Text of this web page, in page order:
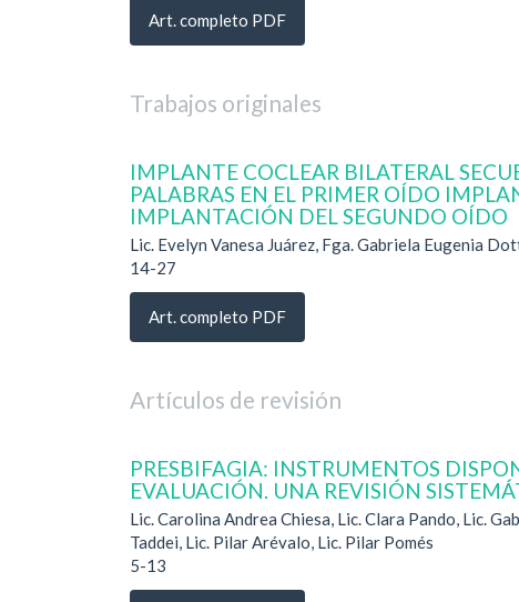
Art. completo PDF
Trabajos originales
IMPLANTE COCLEAR BILATERAL
PALABRAS EN EL PRIMER OÍDO
IMPLANTACIÓN DEL SEGUNDO OÍDO
Lic. Evelyn Vanesa Juárez, Fga. Gabriela Eugenia
14-27
Art. completo PDF
Artículos de revisión
PRESBIFAGIA: INSTRUMENTOS
EVALUACIÓN. UNA REVISIÓN
Lic. Carolina Andrea Chiesa, Lic. Clara Pando, Lic.
Taddei, Lic. Pilar Arévalo, Lic. Pilar Pomés
5-13